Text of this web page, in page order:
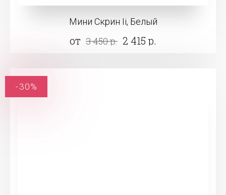
Мини Скрин Ii, Белый
от 3 450 р. 2 415 р.
-30%